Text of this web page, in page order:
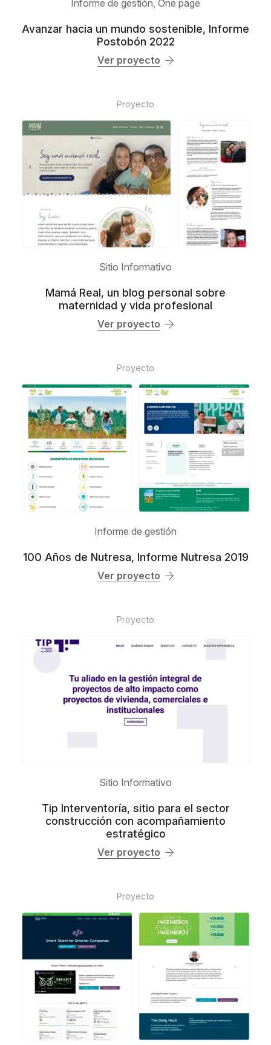
Informe de gestión One page
Avanzar hacia un mundo sostenible, Informe
Postobón 2022
Ver proyecto
Proyecto
Sitio Informativo
Mamá Real, un blog personal sobre
maternidad y vida profesional
Ver proyecto
Proyecto
Informe de gestión
100 Años de Nutresa, Informe Nutresa 2019
Ver proyecto
Proyecto
Sitio Informativo
Tip Interventoría, sitio para el sector
construcción con acompañamiento
estratégico
Ver proyecto
Proyecto